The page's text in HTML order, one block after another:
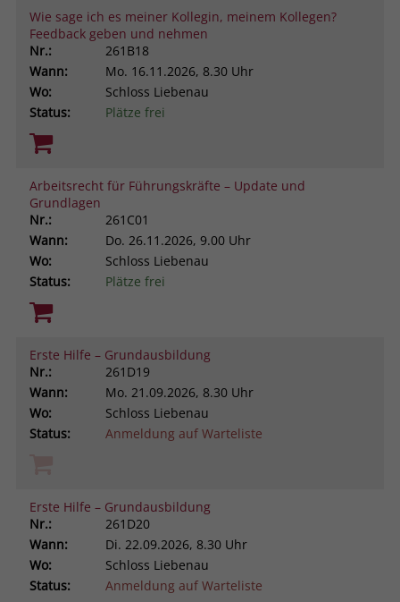
Wie sage ich es meiner Kollegin, meinem Kollegen?
Feedback geben und nehmen
Nr.:
261B18
Wann:
Mo. 16.11.2026, 8.30 Uhr
Wo:
Schloss Liebenau
Status:
Plätze frei
Arbeitsrecht für Führungskräfte – Update und
Grundlagen
Nr.:
261C01
Wann:
Do. 26.11.2026, 9.00 Uhr
Wo:
Schloss Liebenau
Status:
Plätze frei
Erste Hilfe – Grundausbildung
Nr.:
261D19
Wann:
Mo. 21.09.2026, 8.30 Uhr
Wo:
Schloss Liebenau
Status:
Anmeldung auf Warteliste
Erste Hilfe – Grundausbildung
Nr.:
261D20
Wann:
Di. 22.09.2026, 8.30 Uhr
Wo:
Schloss Liebenau
Status:
Anmeldung auf Warteliste